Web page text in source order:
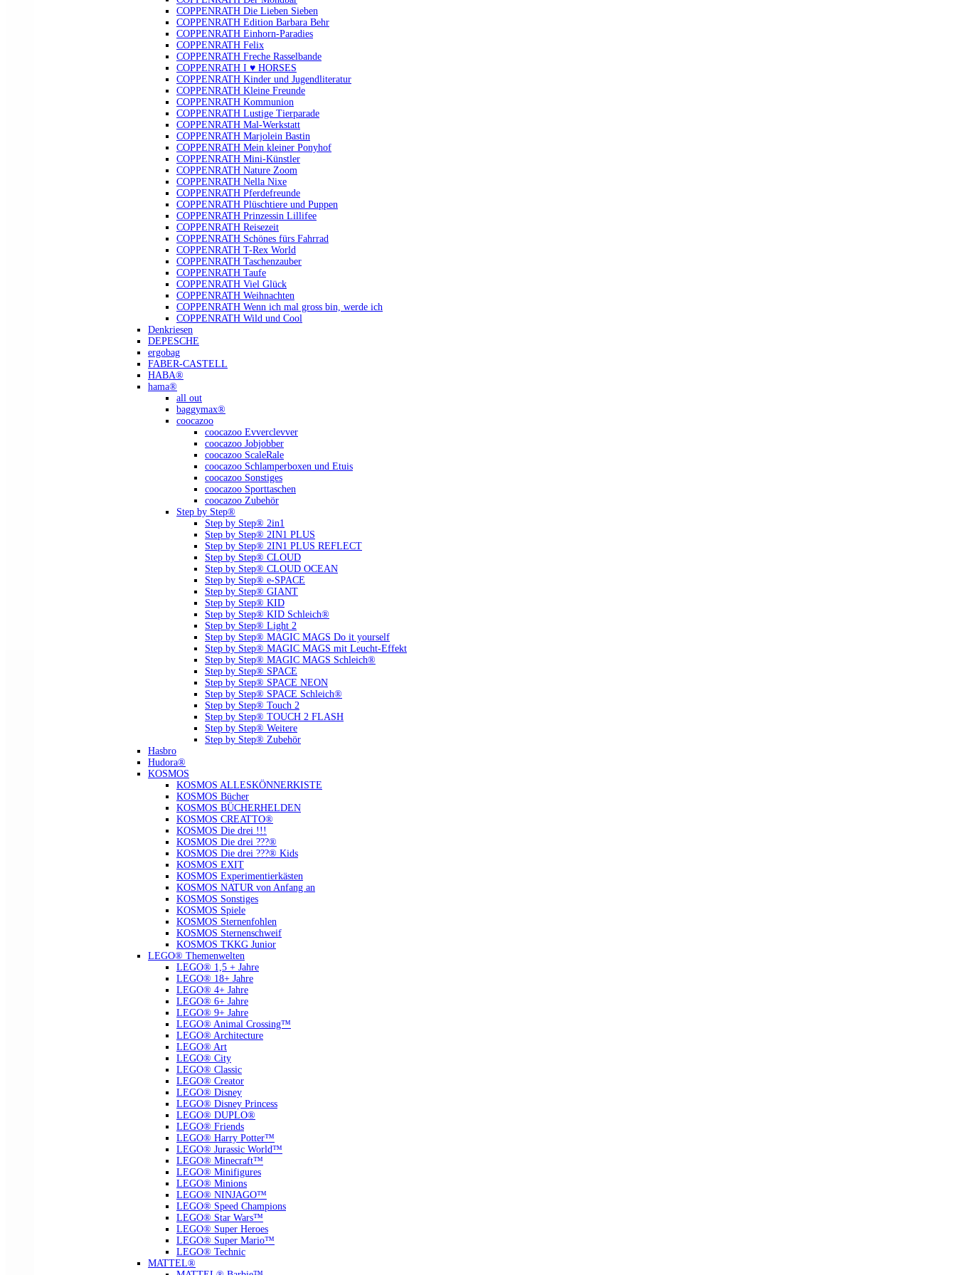
COPPENRATH Die Lieben Sieben
COPPENRATH Edition Barbara Behr
COPPENRATH Einhorn-Paradies
COPPENRATH Felix
COPPENRATH Freche Rasselbande
COPPENRATH I ♥ HORSES
COPPENRATH Kinder und Jugendliteratur
COPPENRATH Kleine Freunde
COPPENRATH Kommunion
COPPENRATH Lustige Tierparade
COPPENRATH Mal-Werkstatt
COPPENRATH Marjolein Bastin
COPPENRATH Mein kleiner Ponyhof
COPPENRATH Mini-Künstler
COPPENRATH Nature Zoom
COPPENRATH Nella Nixe
COPPENRATH Pferdefreunde
COPPENRATH Plüschtiere und Puppen
COPPENRATH Prinzessin Lillifee
COPPENRATH Reisezeit
COPPENRATH Schönes fürs Fahrrad
COPPENRATH T-Rex World
COPPENRATH Taschenzauber
COPPENRATH Taufe
COPPENRATH Viel Glück
COPPENRATH Weihnachten
COPPENRATH Wenn ich mal gross bin, werde ich
COPPENRATH Wild und Cool
Denkriesen
DEPESCHE
ergobag
FABER-CASTELL
HABA®
hama®
all out
baggymax®
coocazoo
coocazoo Evverclevver
coocazoo Jobjobber
coocazoo ScaleRale
coocazoo Schlamperboxen und Etuis
coocazoo Sonstiges
coocazoo Sporttaschen
coocazoo Zubehör
Step by Step®
Step by Step® 2in1
Step by Step® 2IN1 PLUS
Step by Step® 2IN1 PLUS REFLECT
Step by Step® CLOUD
Step by Step® CLOUD OCEAN
Step by Step® e-SPACE
Step by Step® GIANT
Step by Step® KID
Step by Step® KID Schleich®
Step by Step® Light 2
Step by Step® MAGIC MAGS Do it yourself
Step by Step® MAGIC MAGS mit Leucht-Effekt
Step by Step® MAGIC MAGS Schleich®
Step by Step® SPACE
Step by Step® SPACE NEON
Step by Step® SPACE Schleich®
Step by Step® Touch 2
Step by Step® TOUCH 2 FLASH
Step by Step® Weitere
Step by Step® Zubehör
Hasbro
Hudora®
KOSMOS
KOSMOS ALLESKÖNNERKISTE
KOSMOS Bücher
KOSMOS BÜCHERHELDEN
KOSMOS CREATTO®
KOSMOS Die drei !!!
KOSMOS Die drei ???®
KOSMOS Die drei ???® Kids
KOSMOS EXIT
KOSMOS Experimentierkästen
KOSMOS NATUR von Anfang an
KOSMOS Sonstiges
KOSMOS Spiele
KOSMOS Sternenfohlen
KOSMOS Sternenschweif
KOSMOS TKKG Junior
LEGO® Themenwelten
LEGO® 1,5 + Jahre
LEGO® 18+ Jahre
LEGO® 4+ Jahre
LEGO® 6+ Jahre
LEGO® 9+ Jahre
LEGO® Animal Crossing™
LEGO® Architecture
LEGO® Art
LEGO® City
LEGO® Classic
LEGO® Creator
LEGO® Disney
LEGO® Disney Princess
LEGO® DUPLO®
LEGO® Friends
LEGO® Harry Potter™
LEGO® Jurassic World™
LEGO® Minecraft™
LEGO® Minifigures
LEGO® Minions
LEGO® NINJAGO™
LEGO® Speed Champions
LEGO® Star Wars™
LEGO® Super Heroes
LEGO® Super Mario™
LEGO® Technic
MATTEL®